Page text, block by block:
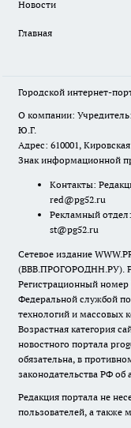
Новости
Главная
Городской интернет-
О компании:
Ю.Г.
Адрес: 610001,
Знак информационной
Контакты:
red@pg52.ru
Рекламный
st@pg52.ru
Сетевое издание
(ВВВ.ПРОГОРОДНН.РУ).
Регистрационный номер
Федеральной службой
технологий и массовых
Возрастная категория
новостного портала
обязательна, в
законодательства РФ
Редакция портала не
пользователей, а также